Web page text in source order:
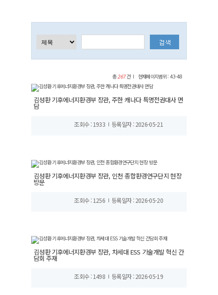
총267건 현재페이지범위 : 43-48
김성환 기후에너지환경부 장관, 주한 캐나다 특명전권대사 면
담
조회수 : 1933 등록일자 : 2026-05-21
김성환 기후에너지환경부 장관, 인천 종합환경연구단지 현장
방문
조회수 : 1256 등록일자 : 2026-05-20
김성환 기후에너지환경부 장관, 차세대 ESS 기술개발 혁신 간
담회 주재
조회수 : 1498 등록일자 : 2026-05-19